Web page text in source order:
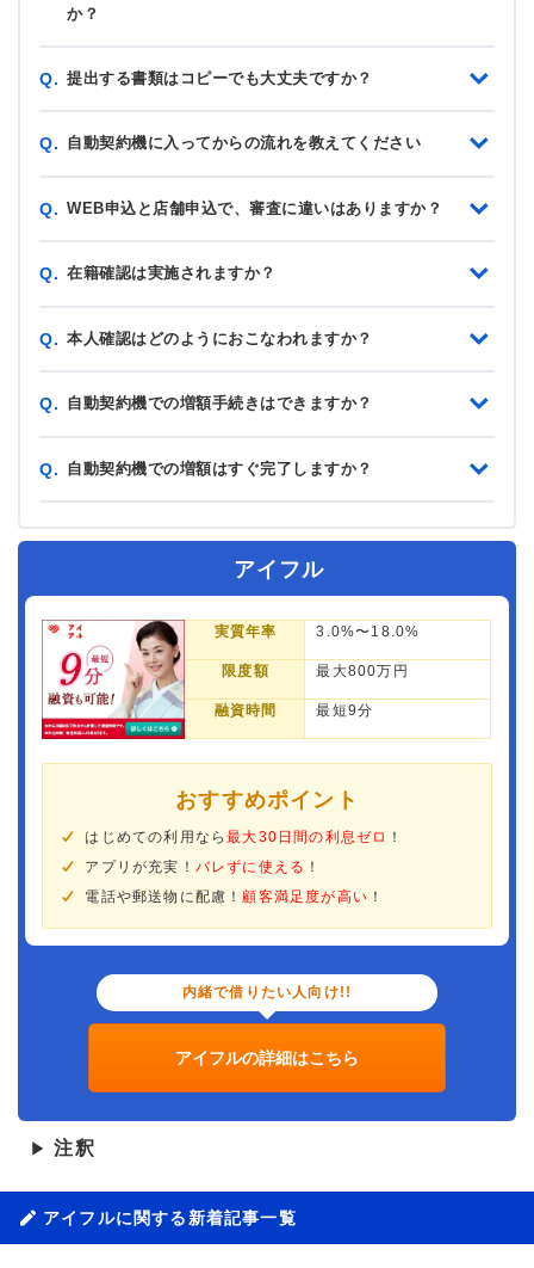
か？
Q. 提出する書類はコピーでも大丈夫ですか？
Q. 自動契約機に入ってからの流れを教えてください
Q. WEB申込と店舗申込で、審査に違いはありますか？
Q. 在籍確認は実施されますか？
Q. 本人確認はどのようにおこなわれますか？
Q. 自動契約機での増額手続きはできますか？
Q. 自動契約機での増額はすぐ完了しますか？
アイフル
実質年率 3.0%〜18.0%
限度額 最大800万円
融資時間 最短9分
おすすめポイント
はじめての利用なら最大30日間の利息ゼロ ！
アプリが充実！ バレずに使える ！
電話や郵送物に配慮！ 顧客満足度が高い ！
内緒で借りたい人向け!!
アイフルの詳細はこちら
▶ 注釈
アイフルに関する新着記事一覧